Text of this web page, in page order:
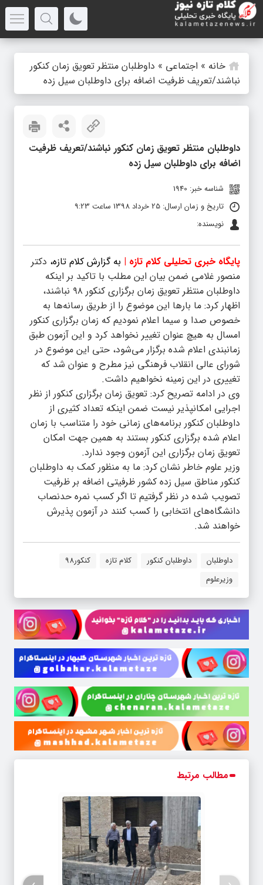
خانه » اجتماعی » داوطلبان منتظر تعویق زمان کنکور
نباشند/تعریف ظرفیت اضافه برای داوطلبان سیل زده
داوطلبان منتظر تعویق زمان کنکور نباشند/تعریف ظرفیت
اضافه برای داوطلبان سیل زده
شناسه خبر: 1940
تاریخ و زمان ارسال: 25 خرداد 1398 ساعت 9:23
نویسنده:
پایگاه خبری تحلیلی کلام تازه | به گزارش کلام تازه، دکتر
منصور غلامی ضمن بیان این مطلب با تاکید بر اینکه
داوطلبان منتظر تعویق زمان برگزاری کنکور ۹۸ نباشند،
اظهار کرد: ما بارها این موضوع را از طریق رسانه‌ها به
خصوص صدا و سیما اعلام نمودیم که زمان برگزاری کنکور
امسال به هیچ عنوان تغییر نخواهد کرد و این آزمون طبق
زمانبندی اعلام شده برگزار می‌شود، حتی این موضوع در
شورای عالی انقلاب فرهنگی نیز مطرح و عنوان شد که
تغییری در این زمینه نخواهیم داشت.
وی در ادامه تصریح کرد: تعویق زمان برگزاری کنکور از نظر
اجرایی امکانپذیر نیست ضمن اینکه تعداد کثیری از
داوطلبان کنکور برنامه‌های زمانی خود را متناسب با زمان
اعلام شده برگزاری کنکور بستند به همین جهت امکان
تعویق زمان برگزاری این آزمون وجود ندارد.
وزیر علوم خاطر نشان کرد: ما به منظور کمک به داوطلبان
کنکور مناطق سیل زده کشور ظرفیتی اضافه بر ظرفیت
تصویب شده در نظر گرفتیم تا اگر کسب نمره حدنصاب
دانشگاه‌های انتخابی را کسب کنند در آزمون پذیرش
خواهند شد.
داوطلبان داوطلبان کنکور کلام تازه
کنکور98
وزیرعلوم
مطالب مرتبط